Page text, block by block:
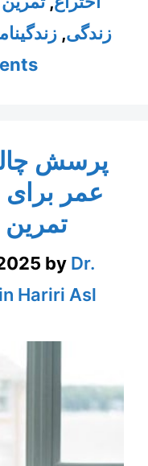
زندگی,
پرسش
عمر
by Dr.
Hariri Asl